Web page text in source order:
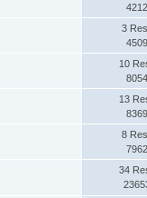
3
10
13
8
34